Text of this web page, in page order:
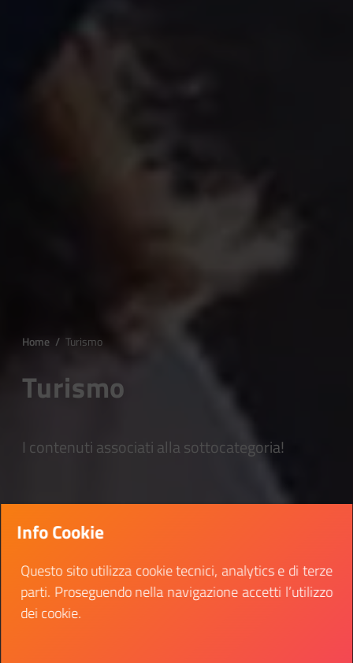
Home / Turismo
Turismo
I contenuti associati alla sottocategoria!
Info Cookie
Questo sito utilizza cookie tecnici, analytics e di terze
parti. Proseguendo nella navigazione accetti l’utilizzo
dei cookie.